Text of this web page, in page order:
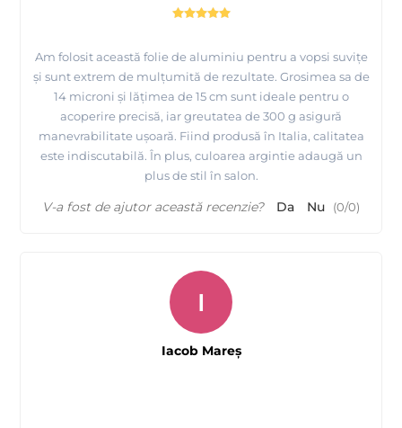
Am folosit această folie de aluminiu pentru a vopsi suvițe
și sunt extrem de mulțumită de rezultate. Grosimea sa de
14 microni și lățimea de 15 cm sunt ideale pentru o
acoperire precisă, iar greutatea de 300 g asigură
manevrabilitate ușoară. Fiind produsă în Italia, calitatea
este indiscutabilă. În plus, culoarea argintie adaugă un
plus de stil în salon.
V-a fost de ajutor această recenzie? Da Nu (0/0)
I
Iacob Mareş